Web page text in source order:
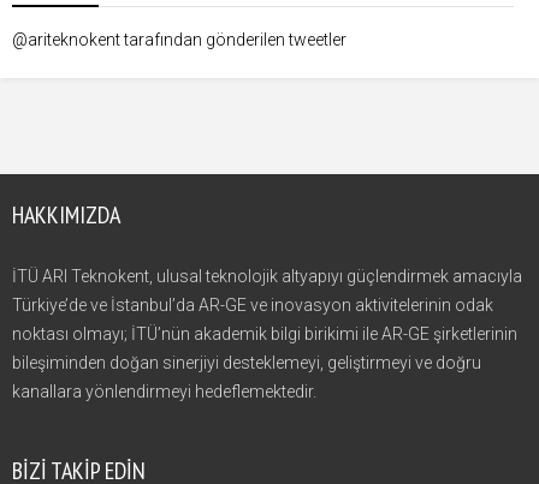
@ariteknokent tarafından gönderilen tweetler
HAKKIMIZDA
İTÜ ARI Teknokent, ulusal teknolojik altyapıyı güçlendirmek amacıyla
Türkiye’de ve İstanbul’da AR-GE ve inovasyon aktivitelerinin odak
noktası olmayı; İTÜ’nün akademik bilgi birikimi ile AR-GE şirketlerinin
bileşiminden doğan sinerjiyi desteklemeyi, geliştirmeyi ve doğru
kanallara yönlendirmeyi hedeflemektedir.
BIZI TAKIP EDIN